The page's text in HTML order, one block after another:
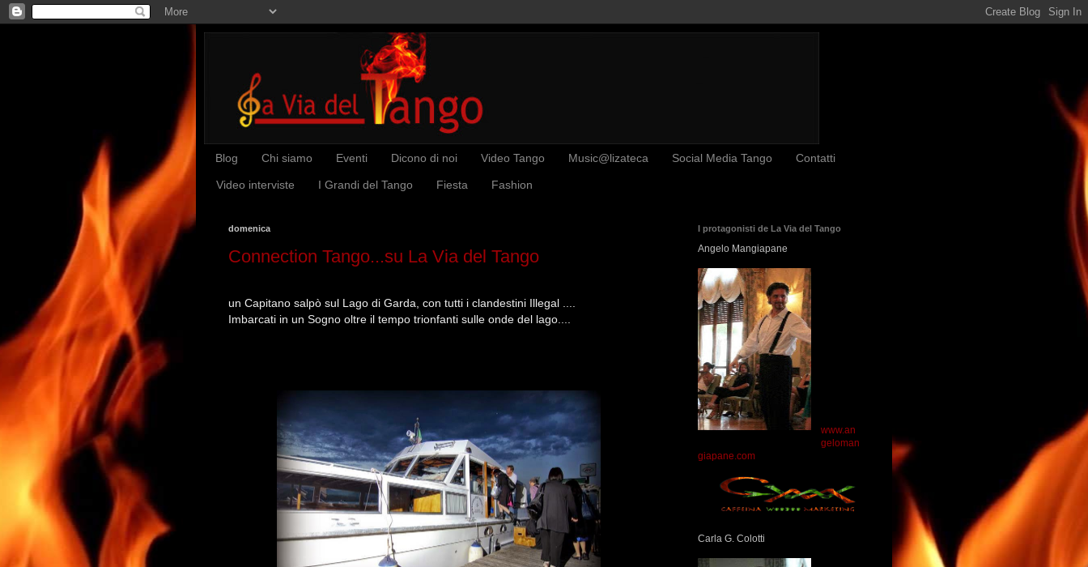
Blog Chi siamo Eventi Dicono di noi Video Tango Music@lizateca Social Media Tango Contatti
Video interviste I Grandi del Tango Fiesta Fashion
domenica
Connection Tango...su La Via del Tango
un Capitano salpò sul Lago di Garda, con tutti i clandestini Illegal ....
Imbarcati in un Sogno oltre il tempo trionfanti sulle onde del lago....
I protagonisti de La Via del Tango
Angelo Mangiapane
www.an
geloman
giapane.com
Carla G. Colotti